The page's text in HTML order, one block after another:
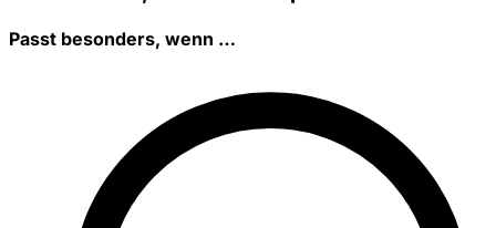
Passt besonders, wenn …